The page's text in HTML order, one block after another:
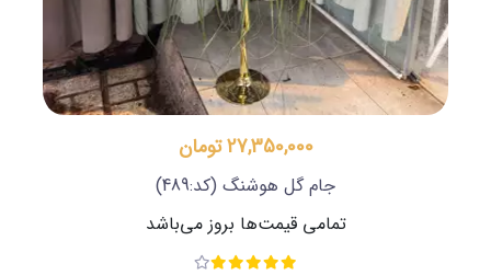
27,350,000 تومان
جام گل هوشنگ (کد:489)
تمامی قیمت‌ها بروز می‌باشد